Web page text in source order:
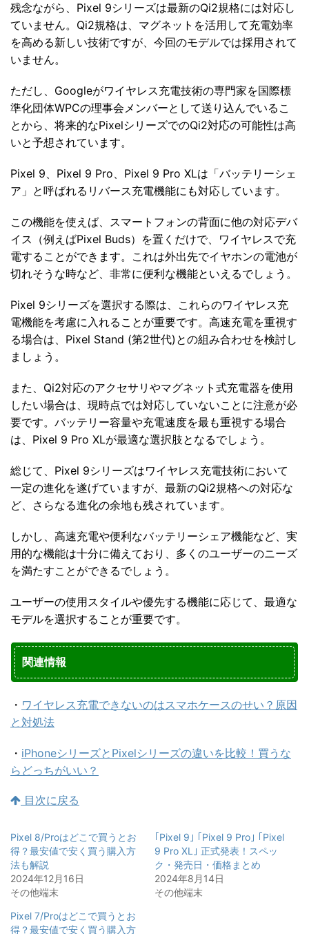
残念ながら、Pixel 9シリーズは最新のQi2規格には対応し
ていません。Qi2規格は、マグネットを活用して充電効率
を高める新しい技術ですが、今回のモデルでは採用されて
いません。
ただし、Googleがワイヤレス充電技術の専門家を国際標
準化団体WPCの理事会メンバーとして送り込んでいるこ
とから、将来的なPixelシリーズでのQi2対応の可能性は高
いと予想されています。
Pixel 9、Pixel 9 Pro、Pixel 9 Pro XLは「バッテリーシェ
ア」と呼ばれるリバース充電機能にも対応しています。
この機能を使えば、スマートフォンの背面に他の対応デバ
イス（例えばPixel Buds）を置くだけで、ワイヤレスで充
電することができます。これは外出先でイヤホンの電池が
切れそうな時など、非常に便利な機能といえるでしょう。
Pixel 9シリーズを選択する際は、これらのワイヤレス充
電機能を考慮に入れることが重要です。高速充電を重視す
る場合は、Pixel Stand (第2世代)との組み合わせを検討し
ましょう。
また、Qi2対応のアクセサリやマグネット式充電器を使用
したい場合は、現時点では対応していないことに注意が必
要です。バッテリー容量や充電速度を最も重視する場合
は、Pixel 9 Pro XLが最適な選択肢となるでしょう。
総じて、Pixel 9シリーズはワイヤレス充電技術において
一定の進化を遂げていますが、最新のQi2規格への対応な
ど、さらなる進化の余地も残されています。
しかし、高速充電や便利なバッテリーシェア機能など、実
用的な機能は十分に備えており、多くのユーザーのニーズ
を満たすことができるでしょう。
ユーザーの使用スタイルや優先する機能に応じて、最適な
モデルを選択することが重要です。
関連情報
・ ワイヤレス充電できないのはスマホケースのせい？原因
と対処法
・ iPhoneシリーズとPixelシリーズの違いを比較！買うな
らどっちがいい？
目次に戻る
Pixel 8/Proはどこで買うとお
得？最安値で安く買う購入方
法も解説
2024年12月16日
その他端末
｢Pixel 9｣ ｢Pixel 9 Pro｣ ｢Pixel
9 Pro XL｣ 正式発表！スペッ
ク・発売日・価格まとめ
2024年8月14日
その他端末
Pixel 7/Proはどこで買うとお
得？最安値で安く買う購入方